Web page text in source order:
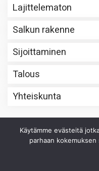
Lajittelematon
Salkun rakenne
Sijoittaminen
Talous
Yhteiskunta
UUTISPOIMINTOJA
Yhdysvaltain
Käytämme evästeitä
parhaan kokemuksen